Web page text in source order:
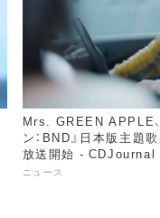
Mrs. GREEN APPLE
ン：BND』日本版主題
放送開始 - CDJournal
ニュース